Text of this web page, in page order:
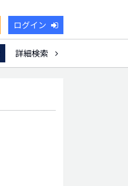
ログイン
詳細検索